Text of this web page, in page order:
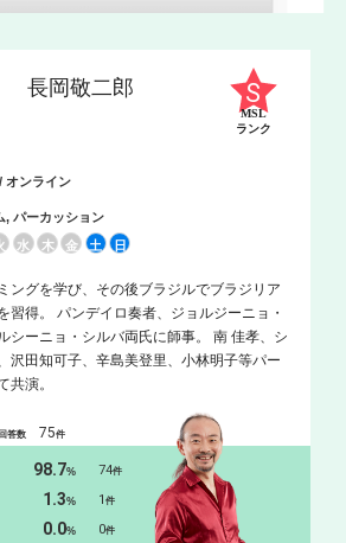
長岡敬二郎
MSL
ランク
オンライン
, パーカッション
水 木 金 土 日
ングを学び、その後ブラジルでブラジリア
習得。 パンデイロ奏者、ジョルジーニョ・
シーニョ・シルバ両氏に師事。 南 佳孝、シ
沢田知可子、辛島美登里、小林明子等パー
共演。
答数 75件
98.7% 74件
1.3% 1件
0.0% 0件